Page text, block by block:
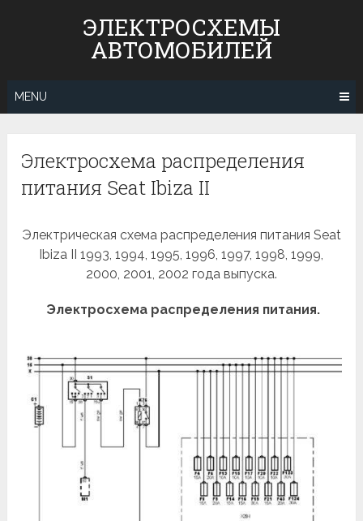
ЭЛЕКТРОСХЕМЫ
АВТОМОБИЛЕЙ
MENU
Электросхема распределения
питания Seat Ibiza II
Электрическая схема распределения питания Seat
Ibiza II 1993, 1994, 1995, 1996, 1997, 1998, 1999,
2000, 2001, 2002 года выпуска.
Электросхема распределения питания.